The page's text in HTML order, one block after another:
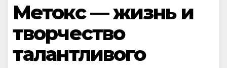
Метокс — жизнь и
творчество
талантливого